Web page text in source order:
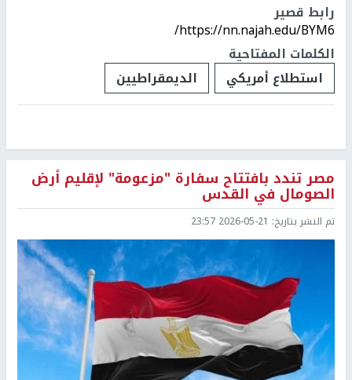
رابط قصير
https://nn.najah.edu/BYM6/
الكلمات المفتاحية
استطلاع أمريكي
الديمقراطيين
مصر تندد بافتتاح سفارة "مزعومة" لإقليم أرض
الصومال في القدس
تم النشر بتاريخ: 2026-05-21 23:57